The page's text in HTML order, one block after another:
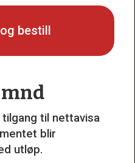
bestill
til nettavisa
blir
utløp.